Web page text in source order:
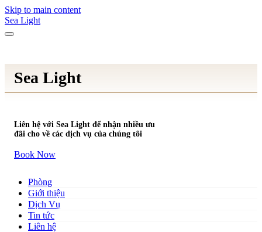
Skip to main content
Sea Light
Sea Light
Liên hệ với Sea Light để nhận nhiều ưu
đãi cho về các dịch vụ của chúng tôi
Book Now
Phòng
Giới thiệu
Dịch Vụ
Tin tức
Liên hệ